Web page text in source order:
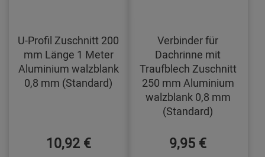
U-Profil Zuschnitt 200
mm Länge 1 Meter
Aluminium walzblank
0,8 mm (Standard)
10,92 €
Verbinder für
Dachrinne mit
Traufblech Zuschnitt
250 mm Aluminium
walzblank 0,8 mm
(Standard)
9,95 €